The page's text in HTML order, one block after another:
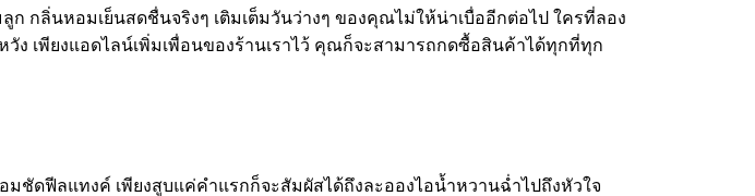
กลิ่นหอมเย็นสดชื่นจริงๆ เติมเต็มวันว่างๆ ของคุณไม่ให้น่าเบื่ออีกต่อไป ใครที่ลอง
ง เพียงแอดไลน์เพิ่มเพื่อนของร้านเราไว้ คุณก็จะสามารถกดซื้อสินค้าได้ทุกที่ทุก
ดฟีลแทงค์ เพียงสูบแค่คำแรกก็จะสัมผัสได้ถึงละอองไอน้ำหวานฉ่ำไปถึงหัวใจ